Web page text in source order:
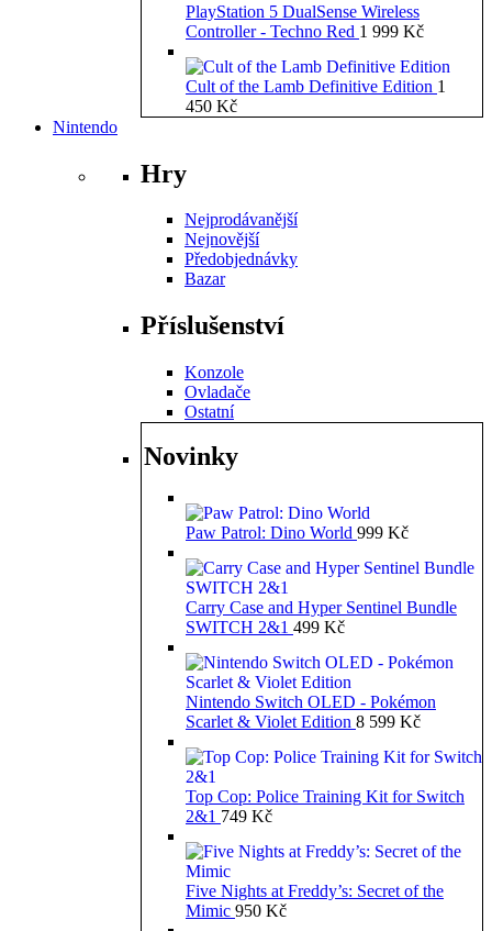
PlayStation 5 DualSense Wireless
Controller - Techno Red 1 999 Kč
Cult of the Lamb Definitive Edition 1
450 Kč
Nintendo
Hry
Nejprodávanější
Nejnovější
Předobjednávky
Bazar
Příslušenství
Konzole
Ovladače
Ostatní
Novinky
Paw Patrol: Dino World 999 Kč
Carry Case and Hyper Sentinel Bundle
SWITCH 2&1 499 Kč
Nintendo Switch OLED - Pokémon
Scarlet & Violet Edition 8 599 Kč
Top Cop: Police Training Kit for Switch
2&1 749 Kč
Five Nights at Freddy’s: Secret of the
Mimic 950 Kč